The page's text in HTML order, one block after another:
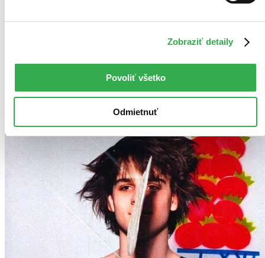
Zobraziť detaily
Povoliť všetko
Odmietnuť
Tento produkt momentálne nemáme na sklade, ale zvyčajne